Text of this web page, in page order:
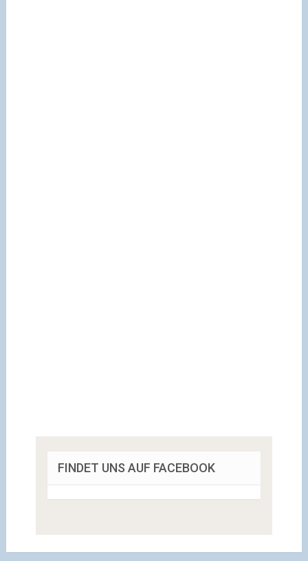
FINDET UNS AUF FACEBOOK